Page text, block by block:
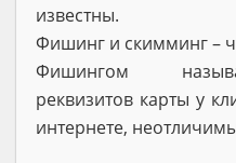
известны.
Фишинг и скимминг –
Фишингом
реквизитов карты у
интернете,